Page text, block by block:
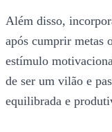
Além disso,
após cumprir metas
estímulo
de ser um vilão e
equilibrada e